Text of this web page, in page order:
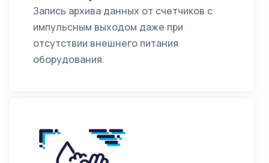
Запись архива данных от счетчиков с
импульсным выходом даже при
отсутствии внешнего питания
оборудования.